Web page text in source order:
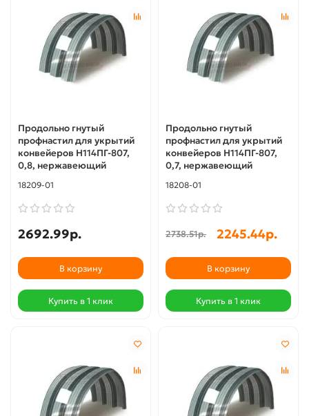
Продольно гнутый
профнастил для укрытий
конвейеров Н114ПГ-807,
0,8, нержавеющий
18209-01
2692.99р.
В корзину
Купить в 1 клик
Продольно гнутый
профнастил для укрытий
конвейеров Н114ПГ-807,
0,7, нержавеющий
18208-01
2738.51р. 2245.44р.
В корзину
Купить в 1 клик